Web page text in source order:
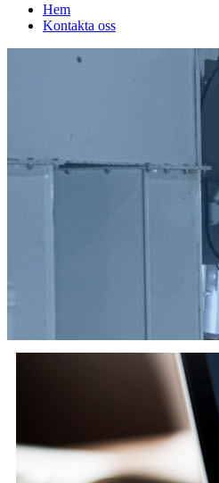
Hem
Kontakta oss